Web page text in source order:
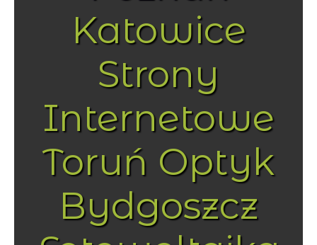
Katowice
Strony
Internetowe
Toruń Optyk
Bydgoszcz